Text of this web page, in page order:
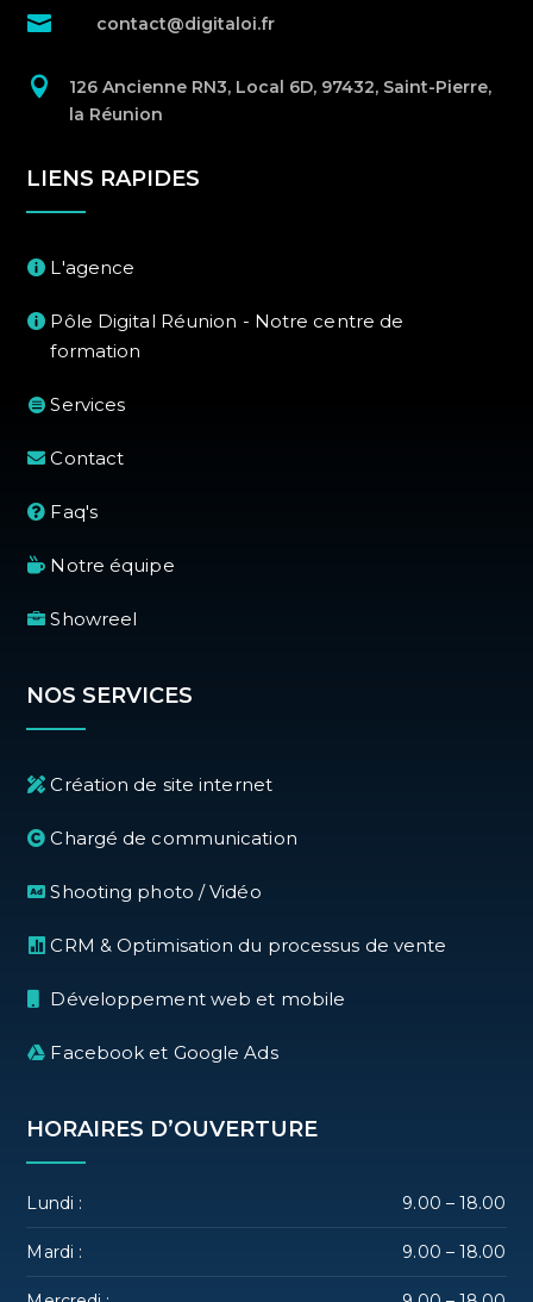
 contact@digitaloi.fr

126 Ancienne RN3, Local 6D, 97432, Saint-Pierre,
la Réunion
LIENS RAPIDES
L'agence
Pôle Digital Réunion - Notre centre de
formation
Services
Contact
Faq's
Notre équipe
Showreel
NOS SERVICES
Création de site internet
Chargé de communication
Shooting photo / Vidéo
CRM & Optimisation du processus de vente
Développement web et mobile
Facebook et Google Ads
HORAIRES D’OUVERTURE
Lundi : 9.00 – 18.00
Mardi : 9.00 – 18.00